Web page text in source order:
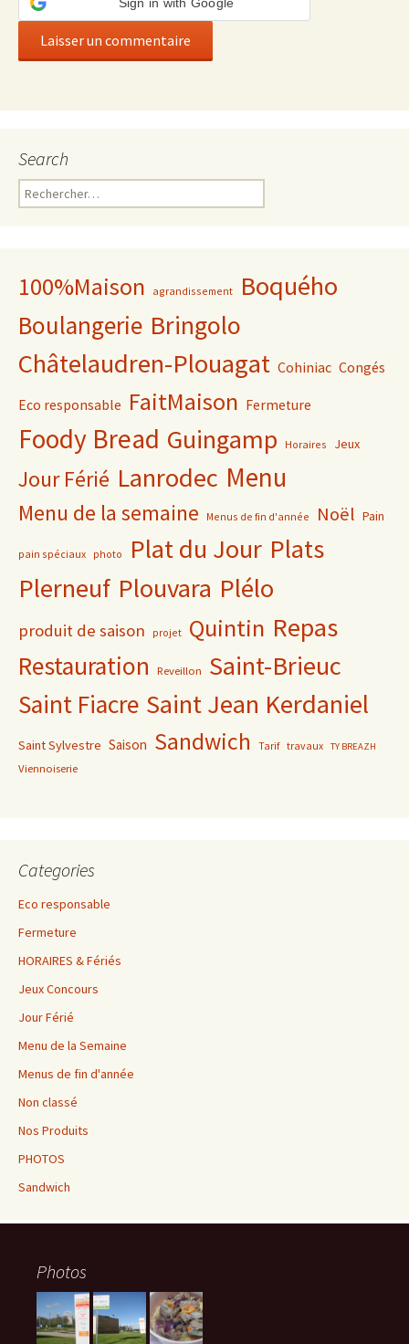
Search
Rechercher :
100%Maison agrandissement Boquého
Boulangerie Bringolo
Châtelaudren-Plouagat Cohiniac Congés
Eco responsable FaitMaison Fermeture
Foody Bread Guingamp Horaires Jeux
Jour Férié Lanrodec Menu
Menu de la semaine Menus de fin d'année Noël Pain
pain spéciaux photo Plat du Jour Plats
Plerneuf Plouvara Plélo
produit de saison projet Quintin Repas
Restauration Reveillon Saint-Brieuc
Saint Fiacre Saint Jean Kerdaniel
Saint Sylvestre Saison Sandwich Tarif travaux TY BREAZH
Viennoiserie
Categories
Eco responsable
Fermeture
HORAIRES & Fériés
Jeux Concours
Jour Férié
Menu de la Semaine
Menus de fin d'année
Non classé
Nos Produits
PHOTOS
Sandwich
Photos